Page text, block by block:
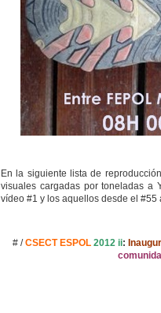
En la siguiente lista de
visuales cargadas por toneladas a
vídeo #1 y los aquellos desde el #55
# /CSECT ESPOL 2012 ii: